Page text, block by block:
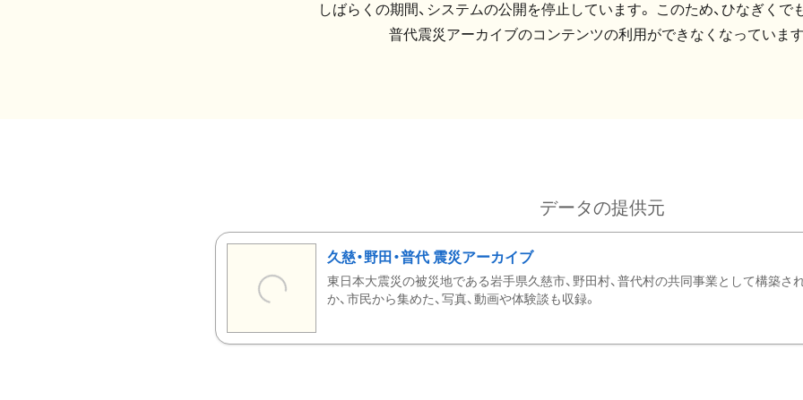
しばらくの期間、システムの公開を停止しています。 このため、ひなぎくでも
普代震災アーカイブのコンテンツの利用ができなくなっています
データの提供元
久慈・野田・普代 震災アーカイブ
東日本大震災の被災地である岩手県久慈市、野田村、普代村の共同事業として構築さ
か、市民から集めた、写真、動画や体験談も収録。